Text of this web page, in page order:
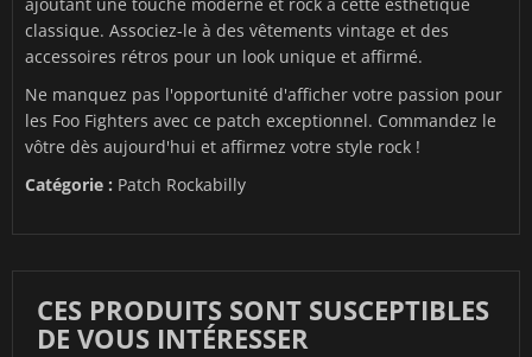
classique. Associez-le à des vêtements vintage et des
accessoires rétros pour un look unique et affirmé.
Ne manquez pas l'opportunité d'afficher votre passion pour
les Foo Fighters avec ce patch exceptionnel. Commandez le
vôtre dès aujourd'hui et affirmez votre style rock !
Catégorie : Patch Rockabilly
CES PRODUITS SONT SUSCEPTIBLES
DE VOUS INTÉRESSER